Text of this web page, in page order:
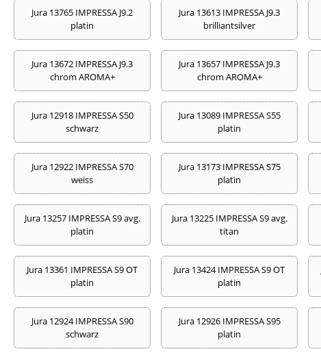
Jura 13765 IMPRESSA J9.2
platin
Jura 13613 IMPRESSA J9.3
brilliantsilver
Jura 13672 IMPRESSA J9.3
chrom AROMA+
Jura 13657 IMPRESSA J9.3
chrom AROMA+
Jura 12918 IMPRESSA S50
schwarz
Jura 13089 IMPRESSA S55
platin
Jura 12922 IMPRESSA S70
weiss
Jura 13173 IMPRESSA S75
platin
Jura 13257 IMPRESSA S9 avg.
platin
Jura 13225 IMPRESSA S9 avg.
titan
Jura 13361 IMPRESSA S9 OT
platin
Jura 13424 IMPRESSA S9 OT
platin
Jura 12924 IMPRESSA S90
schwarz
Jura 12926 IMPRESSA S95
platin